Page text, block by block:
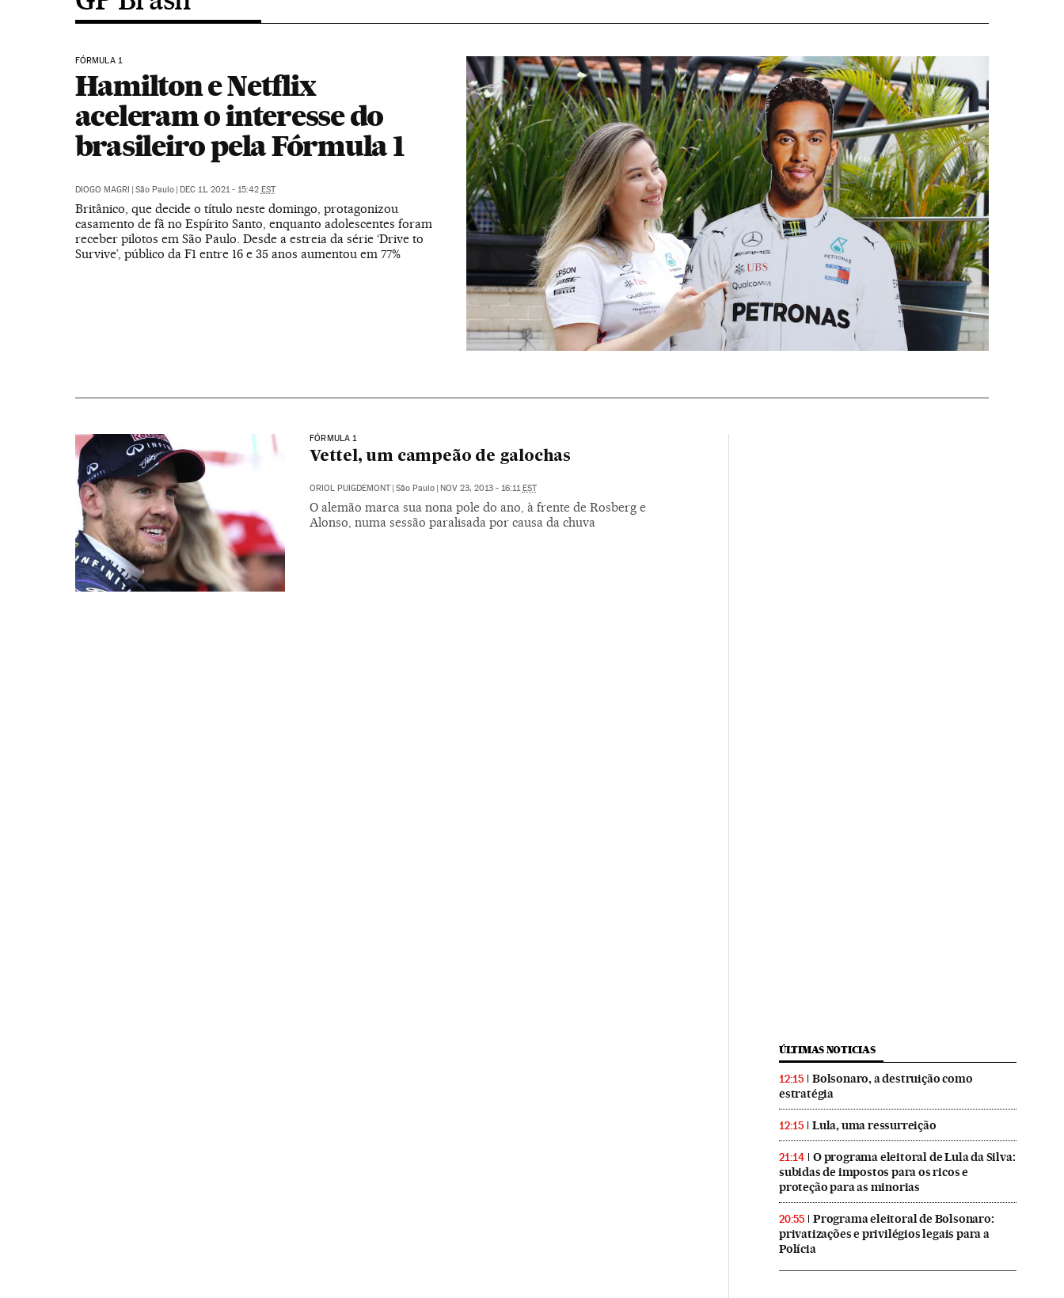
FÓRMULA 1
Hamilton e Netflix
aceleram o interesse do
brasileiro pela Fórmula 1
DIOGO MAGRI | São Paulo | DEC 11, 2021 - 15:42 EST
Britânico, que decide o título neste domingo, protagonizou
casamento de fã no Espírito Santo, enquanto adolescentes foram
receber pilotos em São Paulo. Desde a estreia da série ‘Drive to
Survive’, público da F1 entre 16 e 35 anos aumentou em 77%
FÓRMULA 1
Vettel, um campeão de galochas
ORIOL PUIGDEMONT | São Paulo | NOV 23, 2013 - 16:11EST
O alemão marca sua nona pole do ano, à frente de Rosberg e
Alonso, numa sessão paralisada por causa da chuva
ÚLTIMAS NOTICIAS
12:15
Bolsonaro, a destruição como
estratégia
12:15 Lula, uma ressurreição
21:14
O programa eleitoral de Lula da Silva:
subidas de impostos para os ricos e
proteção para as minorias
20:55
Programa eleitoral de Bolsonaro:
privatizações e privilégios legais para a
Polícia